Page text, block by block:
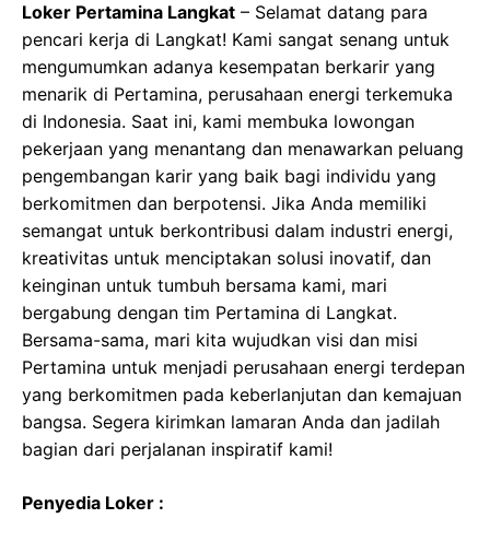
Loker Pertamina Langkat – Selamat datang para
pencari kerja di Langkat! Kami sangat senang untuk
mengumumkan adanya kesempatan berkarir yang
menarik di Pertamina, perusahaan energi terkemuka
di Indonesia. Saat ini, kami membuka lowongan
pekerjaan yang menantang dan menawarkan peluang
pengembangan karir yang baik bagi individu yang
berkomitmen dan berpotensi. Jika Anda memiliki
semangat untuk berkontribusi dalam industri energi,
kreativitas untuk menciptakan solusi inovatif, dan
keinginan untuk tumbuh bersama kami, mari
bergabung dengan tim Pertamina di Langkat.
Bersama-sama, mari kita wujudkan visi dan misi
Pertamina untuk menjadi perusahaan energi terdepan
yang berkomitmen pada keberlanjutan dan kemajuan
bangsa. Segera kirimkan lamaran Anda dan jadilah
bagian dari perjalanan inspiratif kami!
Penyedia Loker :